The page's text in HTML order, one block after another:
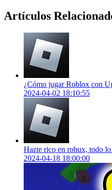
Artículos
¿Cómo jugar Roblox con
2024-04-02 18:10:55
Hazte rico en robux, todo
2024-04-18 18:00:00